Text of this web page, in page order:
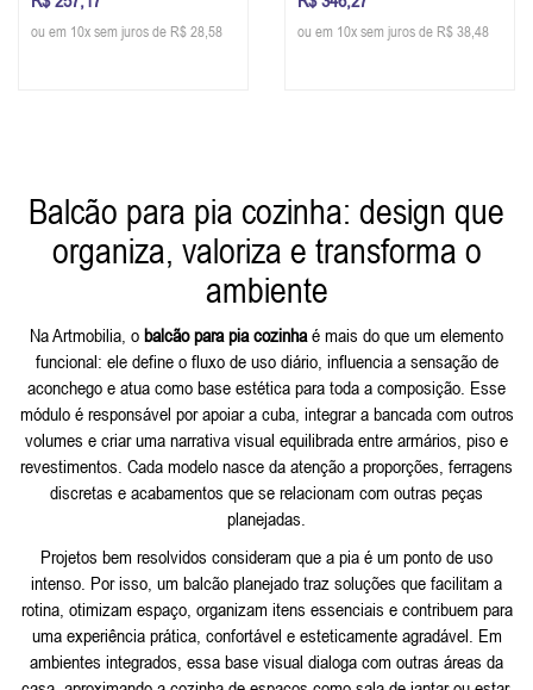
ou em 10x sem juros de R$ 28,58 ou em 10x sem juros de R$ 38,48
Balcão para pia cozinha: design que
organiza, valoriza e transforma o
ambiente
Na Artmobilia, o balcão para pia cozinha é mais do que um elemento
funcional: ele define o fluxo de uso diário, influencia a sensação de
aconchego e atua como base estética para toda a composição. Esse
módulo é responsável por apoiar a cuba, integrar a bancada com outros
volumes e criar uma narrativa visual equilibrada entre armários, piso e
revestimentos. Cada modelo nasce da atenção a proporções, ferragens
discretas e acabamentos que se relacionam com outras peças
planejadas.
Projetos bem resolvidos consideram que a pia é um ponto de uso
intenso. Por isso, um balcão planejado traz soluções que facilitam a
rotina, otimizam espaço, organizam itens essenciais e contribuem para
uma experiência prática, confortável e esteticamente agradável. Em
ambientes integrados, essa base visual dialoga com outras áreas da